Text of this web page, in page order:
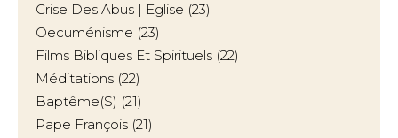
Crise Des Abus | Eglise (23)
Oecuménisme (23)
Films Bibliques Et Spirituels (22)
Méditations (22)
Baptême(s) (21)
Pape François (21)